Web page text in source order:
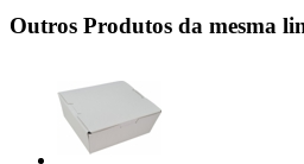
Outros Produtos da mesma